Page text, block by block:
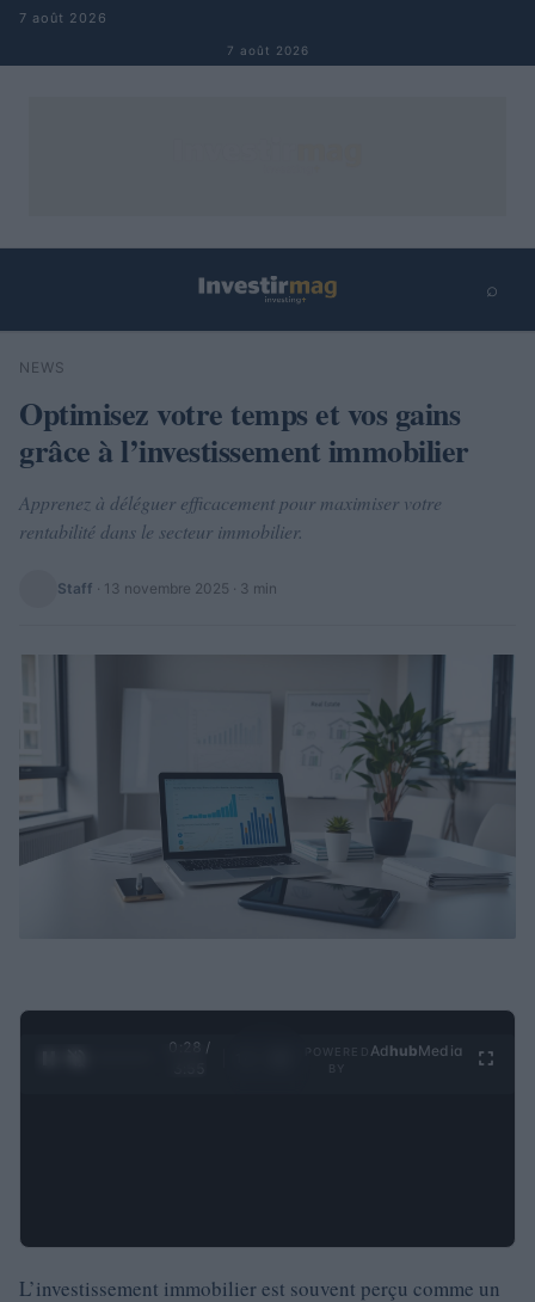
Aller au contenu
7 août 2026
7 août 2026
⌕
Rechercher
NEWS
Optimisez votre temps et vos gains
grâce à l’investissement immobilier
Apprenez à déléguer efficacement pour maximiser votre
rentabilité dans le secteur immobilier.
Staff · 13 novembre 2025 · 3 min
0:29 /
Ad hubMedia
L’investissement immobilier est souvent perçu comme un